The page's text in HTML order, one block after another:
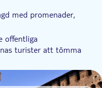
med promenader,
offentliga
turister att tömma
också om att det är
hjälmar, glasföremål och